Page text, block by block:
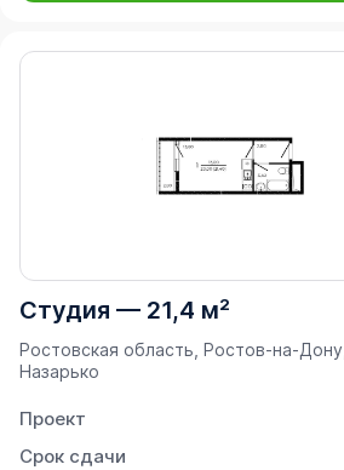
Студия — 21,4 м²
Ростовская область, Ростов-на-
Назарько
Проект
Срок сдачи